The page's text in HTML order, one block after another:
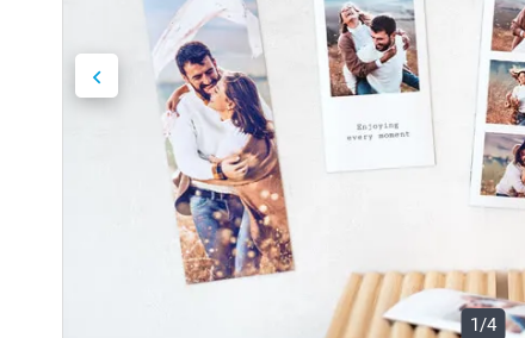
1/4